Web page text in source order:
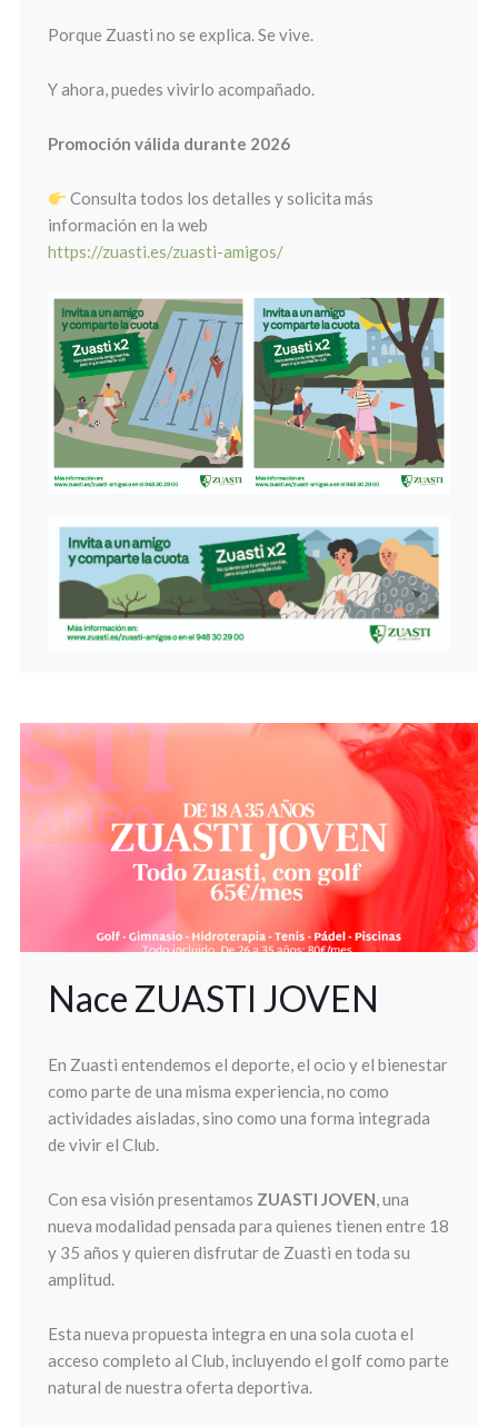
Porque Zuasti no se explica. Se vive.
Y ahora, puedes vivirlo acompañado.
Promoción válida durante 2026
Consulta todos los detalles y solicita más
información en la web
https://zuasti.es/zuasti-amigos/
Nace ZUASTI JOVEN
En Zuasti entendemos el deporte, el ocio y el bienestar
como parte de una misma experiencia, no como
actividades aisladas, sino como una forma integrada
de vivir el Club.
Con esa visión presentamos ZUASTI JOVEN, una
nueva modalidad pensada para quienes tienen entre 18
y 35 años y quieren disfrutar de Zuasti en toda su
amplitud.
Esta nueva propuesta integra en una sola cuota el
acceso completo al Club, incluyendo el golf como parte
natural de nuestra oferta deportiva.